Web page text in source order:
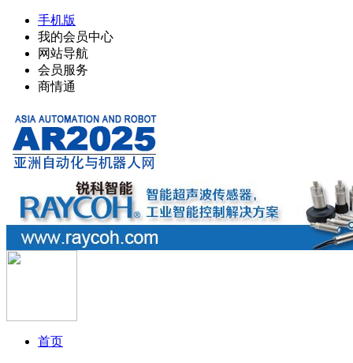
手机版
我的会员中心
网站导航
会员服务
商情通
首页